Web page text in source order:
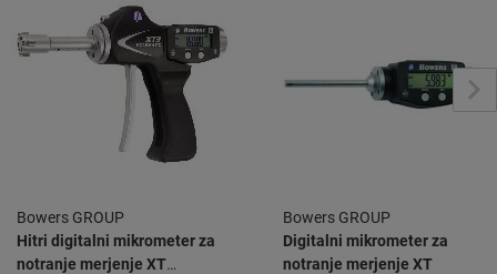
Bowers GROUP
Hitri digitalni mikrometer za
notranje merjenje XT
Bowers GROUP
Digitalni mikrometer za
notranje merjenje XT